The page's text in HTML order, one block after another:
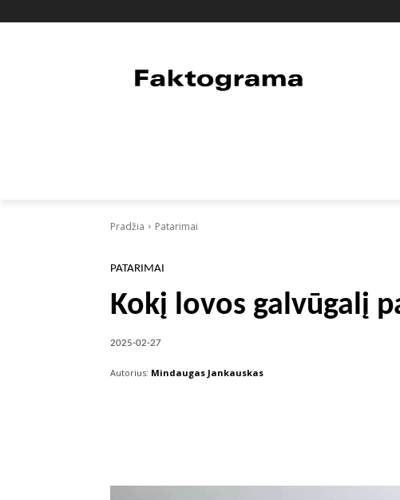
Pradžia Patarimai
PATARIMAI
Kokį lovos galvūgalį
2025-02-27
Autorius: Mindaugas Jankauskas